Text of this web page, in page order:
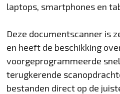
laptops, smartphones en
Deze documentscanner is
en heeft de beschikking
voorgeprogrammeerde
terugkerende
bestanden direct op de